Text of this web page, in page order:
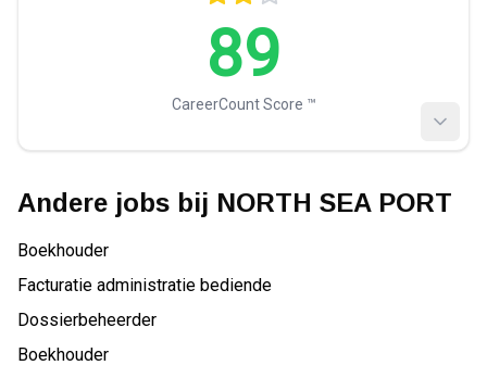
89
CareerCount Score ™️
Andere jobs bij NORTH SEA PORT
Boekhouder
Facturatie administratie bediende
Dossierbeheerder
Boekhouder